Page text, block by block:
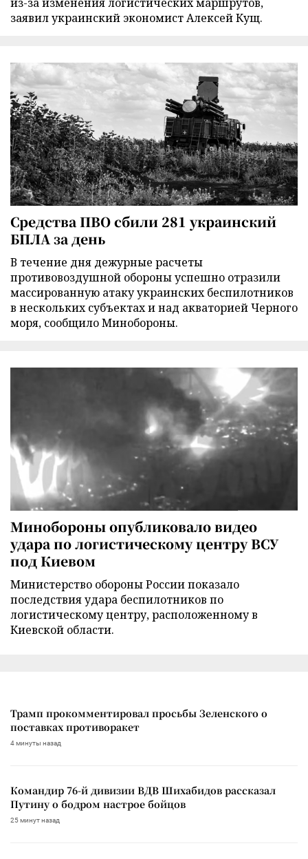
заявил украинский экономист Алексей Кущ.
Средства ПВО сбили 281 украинский
БПЛА за день
В течение дня дежурные расчеты
противовоздушной обороны успешно отразили
массированную атаку украинских беспилотников
в нескольких субъектах и над акваторией Черного
моря, сообщило Минобороны.
Минобороны опубликовало видео
удара по логистическому центру ВСУ
под Киевом
Министерство обороны России показало
последствия удара беспилотников по
логистическому центру, расположенному в
Киевской области.
Трамп прокомментировал просьбы Зеленского о
поставках противоракет
4 минуты назад
Командир 76-й дивизии ВДВ Шихабидов рассказал
Путину о бодром настрое бойцов
25 минут назад